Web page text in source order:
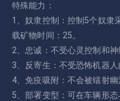
特殊能力：
1、奴隶控制：控制5个奴隶
载矿物时间：25。
2、忠诚：不受心灵控制和神
3、反寄生：不受恐怖机器人
4、免疫吸附：不会被镭射幽
5、部署变型：可在车辆形态